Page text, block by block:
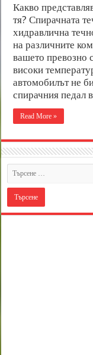
Какво
тя? Спирачната
хидравлична
на различните
вашето превозно
високи
автомобилът не
спирачния педал
Read More »